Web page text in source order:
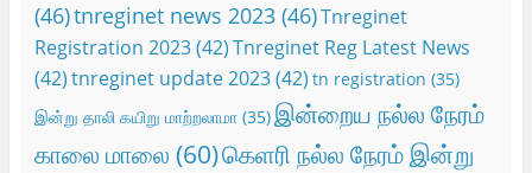
(46)tnreginet news 2023(46)Tnreginet
Registration 2023(42)Tnreginet Reg Latest News
(42)tnreginet update 2023(42) tn registration (35)
இன்று தாலி கயிறு மாற்றலாமா(35)இன்றைய நல்ல நேரம்
காலை மாலை (60)கெளரி நல்ல நேரம் இன்று